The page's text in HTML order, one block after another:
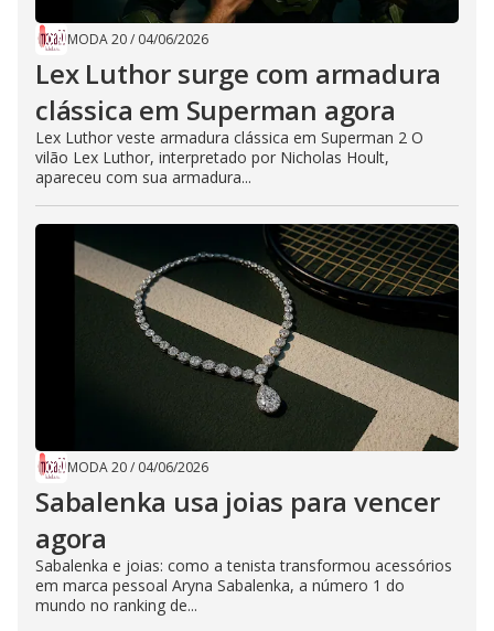
MODA 20/ 04/06/2026
Lex Luthor surge com armadura
clássica em Superman agora
Lex Luthor veste armadura clássica em Superman 2 O
vilão Lex Luthor, interpretado por Nicholas Hoult,
apareceu com sua armadura...
MODA 20/ 04/06/2026
Sabalenka usa joias para vencer
agora
Sabalenka e joias: como a tenista transformou acessórios
em marca pessoal Aryna Sabalenka, a número 1 do
mundo no ranking de...